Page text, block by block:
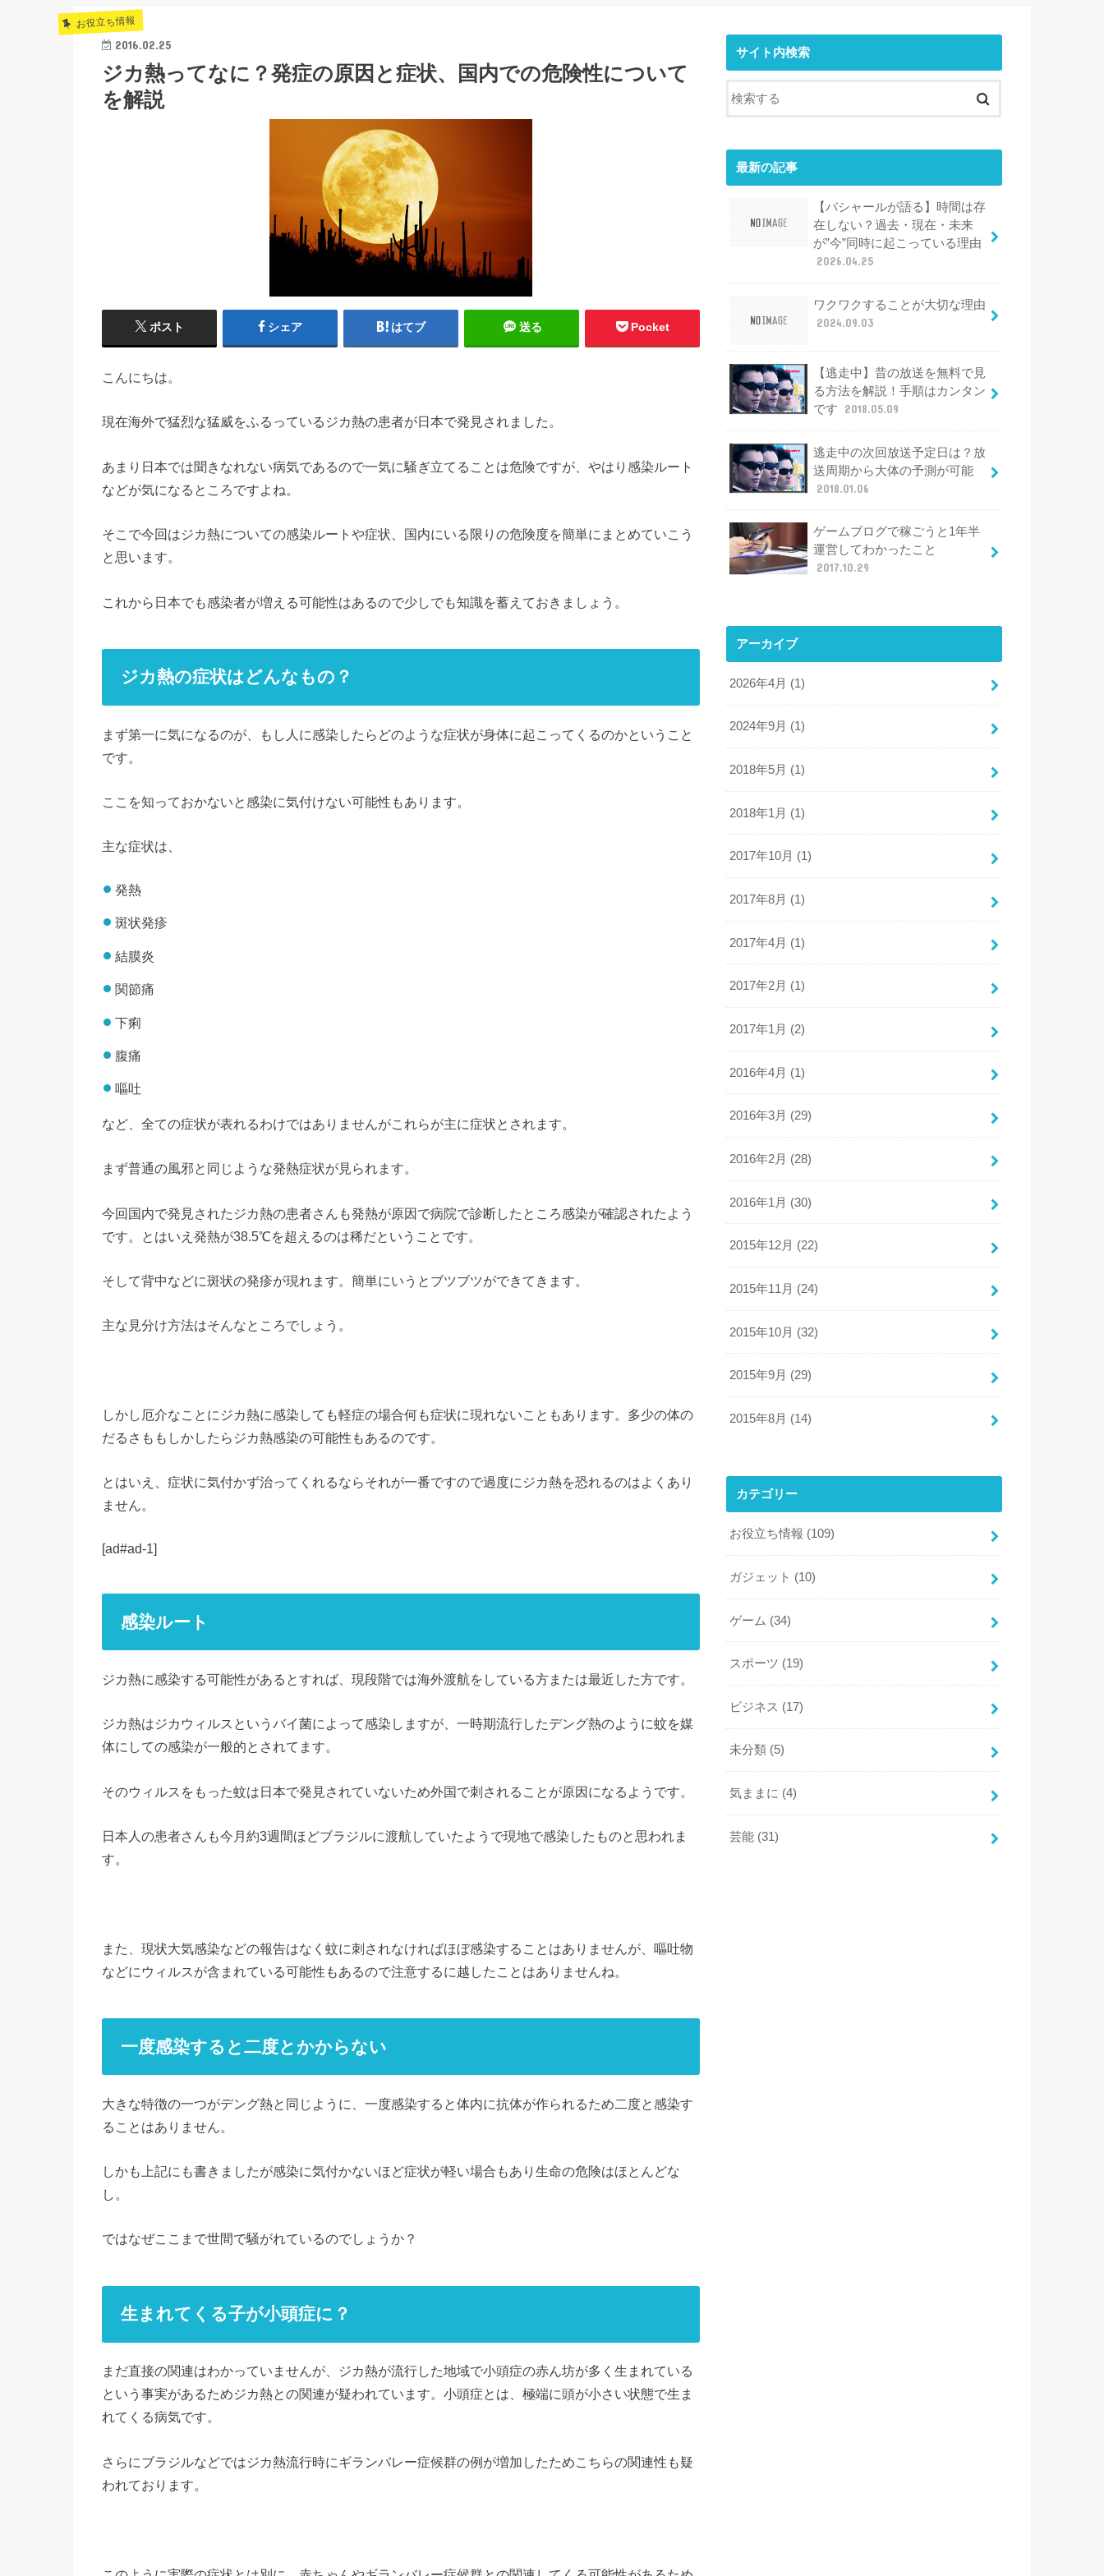
お役立ち情報
2016.02.25
ジカ熱ってなに？発症の原因と症状、国内での危険性について
を解説
ポスト シェア はてブ 送る Pocket
こんにちは。
現在海外で猛烈な猛威をふるっているジカ熱の患者が日本で発見されました。
あまり日本では聞きなれない病気であるので一気に騒ぎ立てることは危険ですが、やはり感染ルート
などが気になるところですよね。
そこで今回はジカ熱についての感染ルートや症状、国内にいる限りの危険度を簡単にまとめていこう
と思います。
これから日本でも感染者が増える可能性はあるので少しでも知識を蓄えておきましょう。
ジカ熱の症状はどんなもの？
まず第一に気になるのが、もし人に感染したらどのような症状が身体に起こってくるのかということ
です。
ここを知っておかないと感染に気付けない可能性もあります。
主な症状は、
発熱
斑状発疹
結膜炎
関節痛
下痢
腹痛
嘔吐
など、全ての症状が表れるわけではありませんがこれらが主に症状とされます。
まず普通の風邪と同じような発熱症状が見られます。
今回国内で発見されたジカ熱の患者さんも発熱が原因で病院で診断したところ感染が確認されたよう
です。とはいえ発熱が38.5℃を超えるのは稀だということです。
そして背中などに斑状の発疹が現れます。簡単にいうとブツブツができてきます。
主な見分け方法はそんなところでしょう。
しかし厄介なことにジカ熱に感染しても軽症の場合何も症状に現れないこともあります。多少の体の
だるさももしかしたらジカ熱感染の可能性もあるのです。
とはいえ、症状に気付かず治ってくれるならそれが一番ですので過度にジカ熱を恐れるのはよくあり
ません。
[ad#ad-1]
感染ルート
ジカ熱に感染する可能性があるとすれば、現段階では海外渡航をしている方または最近した方です。
ジカ熱はジカウィルスというバイ菌によって感染しますが、一時期流行したデング熱のように蚊を媒
体にしての感染が一般的とされてます。
そのウィルスをもった蚊は日本で発見されていないため外国で刺されることが原因になるようです。
日本人の患者さんも今月約3週間ほどブラジルに渡航していたようで現地で感染したものと思われま
す。
また、現状大気感染などの報告はなく蚊に刺されなければほぼ感染することはありませんが、嘔吐物
などにウィルスが含まれている可能性もあるので注意するに越したことはありませんね。
一度感染すると二度とかからない
大きな特徴の一つがデング熱と同じように、一度感染すると体内に抗体が作られるため二度と感染す
ることはありません。
しかも上記にも書きましたが感染に気付かないほど症状が軽い場合もあり生命の危険はほとんどな
し。
ではなぜここまで世間で騒がれているのでしょうか？
生まれてくる子が小頭症に？
まだ直接の関連はわかっていませんが、ジカ熱が流行した地域で小頭症の赤ん坊が多く生まれている
という事実があるためジカ熱との関連が疑われています。小頭症とは、極端に頭が小さい状態で生ま
れてくる病気です。
さらにブラジルなどではジカ熱流行時にギランバレー症候群の例が増加したためこちらの関連性も疑
われております。
サイト内検索
最新の記事
【バシャールが語る】時間は存
在しない？過去・現在・未来
が”今”同時に起こっている理由
2026.04.25
ワクワクすることが大切な理由
2024.09.03
【逃走中】昔の放送を無料で見
る方法を解説！手順はカンタン
です
2018.05.09
逃走中の次回放送予定日は？放
送周期から大体の予測が可能
2018.01.06
ゲームブログで稼ごうと1年半
運営してわかったこと
2017.10.29
アーカイブ
2026年4月 (1)
2024年9月 (1)
2018年5月 (1)
2018年1月 (1)
2017年10月 (1)
2017年8月 (1)
2017年4月 (1)
2017年2月 (1)
2017年1月 (2)
2016年4月 (1)
2016年3月 (29)
2016年2月 (28)
2016年1月 (30)
2015年12月 (22)
2015年11月 (24)
2015年10月 (32)
2015年9月 (29)
2015年8月 (14)
カテゴリー
お役立ち情報 (109)
ガジェット (10)
ゲーム (34)
スポーツ (19)
ビジネス (17)
未分類 (5)
気ままに (4)
芸能 (31)